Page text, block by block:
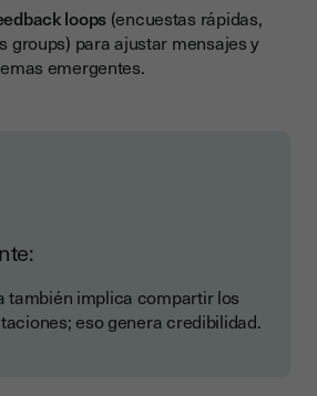
loops (encuestas rápidas,
groups) para ajustar mensajes y
emergentes.
también implica compartir los
eso genera credibilidad.